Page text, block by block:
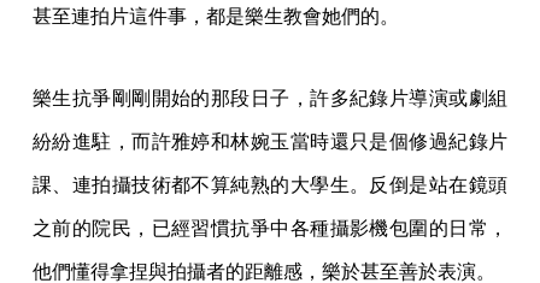
甚至連拍片這件事，都是樂生教會她們的。
樂生抗爭剛剛開始的那段日子，許多紀錄片導演或劇組
紛紛進駐，而許雅婷和林婉玉當時還只是個修過紀錄片
課、連拍攝技術都不算純熟的大學生。反倒是站在鏡頭
之前的院民，已經習慣抗爭中各種攝影機包圍的日常，
他們懂得拿捏與拍攝者的距離感，樂於甚至善於表演。